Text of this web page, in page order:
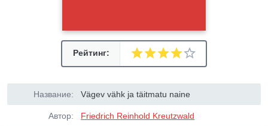
Рейтинг:
Название: Vägev vähk ja täitmatu naine
Автор: Friedrich Reinhold Kreutzwald